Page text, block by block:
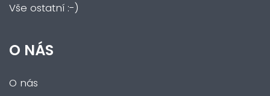
Vše ostatní :-)
O NÁS
O nás